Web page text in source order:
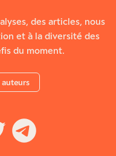
des articles, nous
et à la diversité des
du moment.
auteurs